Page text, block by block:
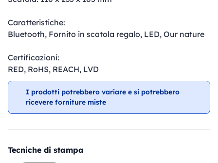
Caratteristiche:
Bluetooth, Fornito in scatola regalo, LED, Our nature
Certificazioni:
RED, RoHS, REACH, LVD
I prodotti potrebbero variare e si potrebbero
ricevere forniture miste
Tecniche di stampa